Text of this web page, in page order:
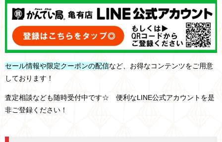
セール情報や限定クーポンの配信など、お得なコンテンツをご用意
しております！
査定相談なども随時受付中です☆ 便利なLINE公式アカウントを是
非ご登録ください！